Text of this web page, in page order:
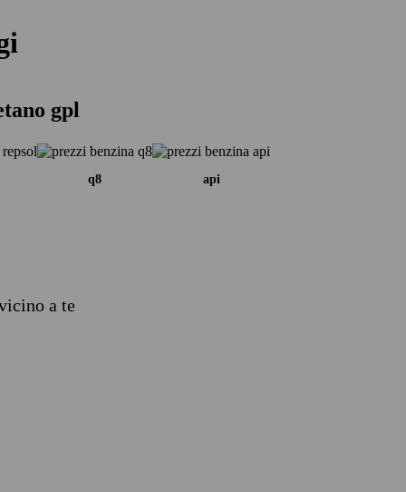
gpl
q8 api
a te